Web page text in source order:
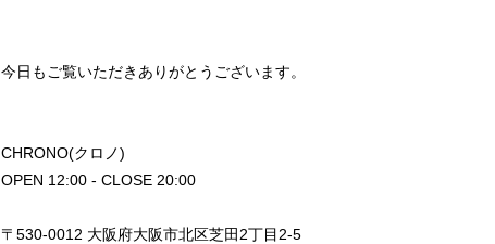
今日もご覧いただきありがとうございます。
CHRONO(クロノ)
OPEN 12:00 - CLOSE 20:00
〒530-0012 大阪府大阪市北区芝田2丁目2-5